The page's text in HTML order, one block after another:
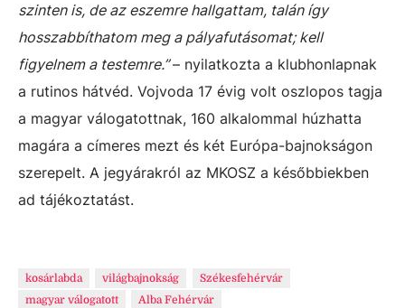
szinten is, de az eszemre hallgattam, talán így
hosszabbíthatom meg a pályafutásomat; kell
figyelnem a testemre.”– nyilatkozta a klubhonlapnak
a rutinos hátvéd. Vojvoda 17 évig volt oszlopos tagja
a magyar válogatottnak, 160 alkalommal húzhatta
magára a címeres mezt és két Európa-bajnokságon
szerepelt. A jegyárakról az MKOSZ a későbbiekben
ad tájékoztatást.
kosárlabda világbajnokság
Székesfehérvár
magyar válogatott
Alba Fehérvár